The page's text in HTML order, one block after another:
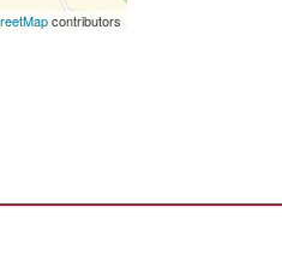
contributors